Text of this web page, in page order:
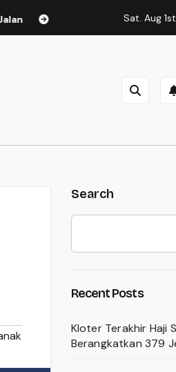
Arsenal Juara Liga Inggris, Mikel
Sat. Aug
Search
Recent Posts
Kloter Terakhir Haji
Berangkatkan 379